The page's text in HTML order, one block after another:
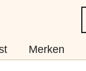
Merken